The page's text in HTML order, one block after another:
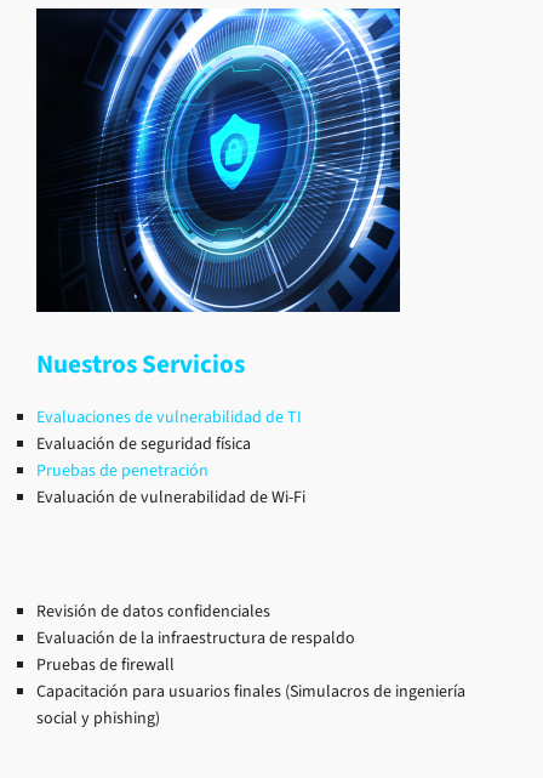
Nuestros Servicios
Evaluaciones de vulnerabilidad de TI
Evaluación de seguridad física
Pruebas de penetración
Evaluación de vulnerabilidad de Wi-Fi
Revisión de datos confidenciales
Evaluación de la infraestructura de respaldo
Pruebas de firewall
Capacitación para usuarios finales (Simulacros de ingeniería
social y phishing)